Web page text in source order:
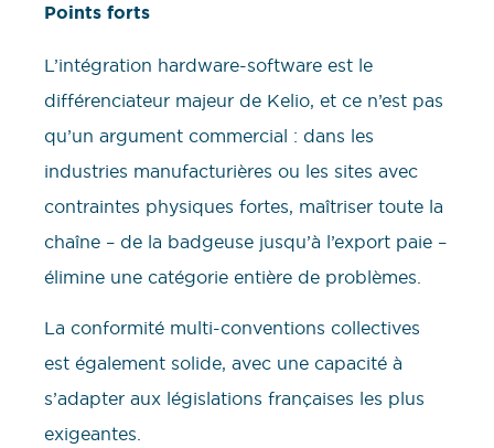
Points forts
L’intégration hardware-software est le
différenciateur majeur de Kelio, et ce n’est pas
qu’un argument commercial : dans les
industries manufacturières ou les sites avec
contraintes physiques fortes, maîtriser toute la
chaîne – de la badgeuse jusqu’à l’export paie –
élimine une catégorie entière de problèmes.
La conformité multi-conventions collectives
est également solide, avec une capacité à
s’adapter aux législations françaises les plus
exigeantes.